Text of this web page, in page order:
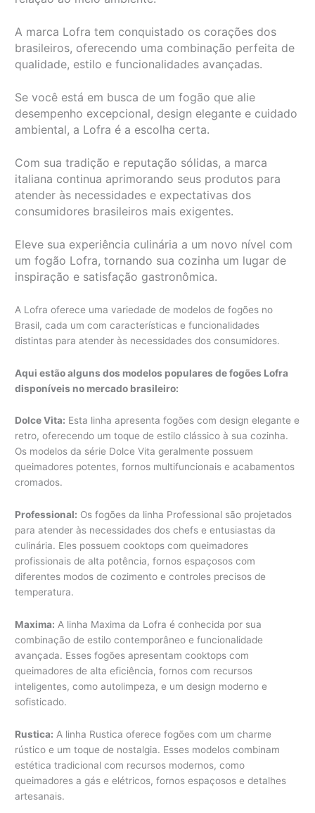
A marca Lofra tem conquistado os corações dos
brasileiros, oferecendo uma combinação perfeita de
qualidade, estilo e funcionalidades avançadas.
Se você está em busca de um fogão que alie
desempenho excepcional, design elegante e cuidado
ambiental, a Lofra é a escolha certa.
Com sua tradição e reputação sólidas, a marca
italiana continua aprimorando seus produtos para
atender às necessidades e expectativas dos
consumidores brasileiros mais exigentes.
Eleve sua experiência culinária a um novo nível com
um fogão Lofra, tornando sua cozinha um lugar de
inspiração e satisfação gastronômica.
A Lofra oferece uma variedade de modelos de fogões no
Brasil, cada um com características e funcionalidades
distintas para atender às necessidades dos consumidores.
Aqui estão alguns dos modelos populares de fogões Lofra
disponíveis no mercado brasileiro:
Dolce Vita: Esta linha apresenta fogões com design elegante e
retro, oferecendo um toque de estilo clássico à sua cozinha.
Os modelos da série Dolce Vita geralmente possuem
queimadores potentes, fornos multifuncionais e acabamentos
cromados.
Professional: Os fogões da linha Professional são projetados
para atender às necessidades dos chefs e entusiastas da
culinária. Eles possuem cooktops com queimadores
profissionais de alta potência, fornos espaçosos com
diferentes modos de cozimento e controles precisos de
temperatura.
Maxima: A linha Maxima da Lofra é conhecida por sua
combinação de estilo contemporâneo e funcionalidade
avançada. Esses fogões apresentam cooktops com
queimadores de alta eficiência, fornos com recursos
inteligentes, como autolimpeza, e um design moderno e
sofisticado.
Rustica: A linha Rustica oferece fogões com um charme
rústico e um toque de nostalgia. Esses modelos combinam
estética tradicional com recursos modernos, como
queimadores a gás e elétricos, fornos espaçosos e detalhes
artesanais.